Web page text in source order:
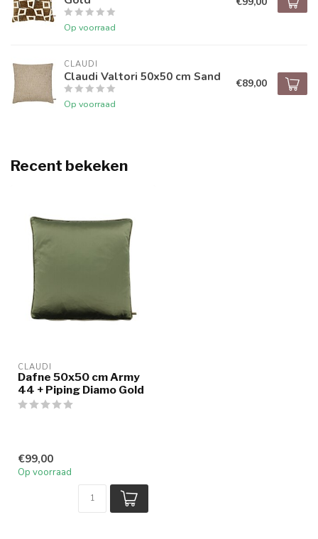
Op voorraad
CLAUDI
Claudi Valtori 50x50 cm Sand
Op voorraad
€89,00
Recent bekeken
CLAUDI
Dafne 50x50 cm Army
44 + Piping Diamo Gold
€99,00
Op voorraad